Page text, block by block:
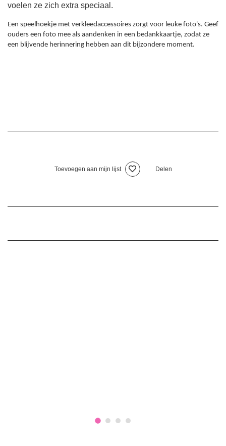
voelen ze zich extra speciaal.
Een speelhoekje met verkleedaccessoires zorgt voor leuke foto's. Geef
ouders een foto mee als aandenken in een bedankkaartje, zodat ze
een blijvende herinnering hebben aan dit bijzondere moment.
Toevoegen aan mijn lijst Delen